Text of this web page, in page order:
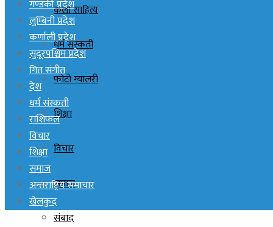
कला साहित्य
धर्म संस्कती
फोटो ग्यालरी
शिक्षा
विचार
समाज
संबाद
गण्डकी प्रदेश
लुम्बिनी प्रदेश
कर्णाली प्रदेश
सुदूरपश्चिम प्रदेश
गित संगीत
देश
धर्म संस्कती
राशिफल
विचार
शिक्षा
समाज
अन्तराष्ट्रिय समाचार
खेलकुद